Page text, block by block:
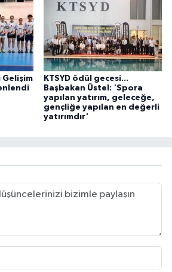
Gelişim
KTSYD ödül gecesi...
Başbakan Üstel: 'Spora
yapılan yatırım, geleceğe,
gençliğe yapılan en değerli
yatırımdır'